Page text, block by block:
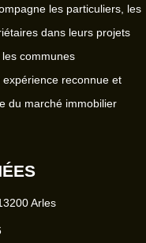
les particuliers, les
dans leurs projets
communes
reconnue et
du marché immobilier
Arles